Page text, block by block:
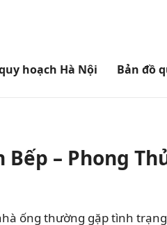
hoạch Hà Nội Bản đồ
– Phong
ống thường gặp tình trạng